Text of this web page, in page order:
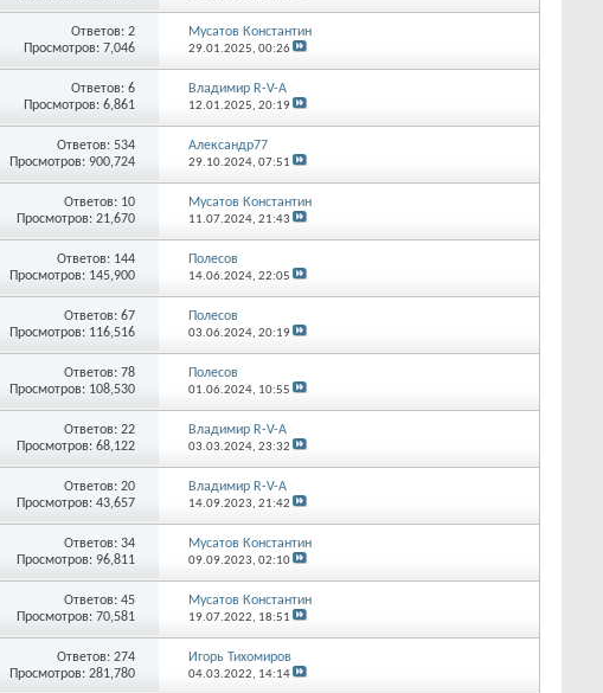
Ответов:2
Просмотров: 7,046
Мусатов Константин
29.01.2025, 00:26
Ответов:6
Просмотров: 6,861
Владимир R-V-A
12.01.2025, 20:19
Ответов:534
Просмотров: 900,724
Александр77
29.10.2024, 07:51
Ответов: 10
Просмотров: 21,670
Мусатов Константин
11.07.2024, 21:43
Ответов: 144
Просмотров: 145,900
Полесов
14.06.2024, 22:05
Ответов:67
Просмотров: 116,516
Полесов
03.06.2024, 20:19
Ответов:78
Просмотров: 108,530
Полесов
01.06.2024, 10:55
Ответов:22
Просмотров: 68,122
Владимир R-V-A
03.03.2024, 23:32
Ответов:20
Просмотров: 43,657
Владимир R-V-A
14.09.2023, 21:42
Ответов:34
Просмотров: 96,811
Мусатов Константин
09.09.2023, 02:10
Ответов:45
Просмотров: 70,581
Мусатов Константин
19.07.2022, 18:51
Ответов:274
Просмотров: 281,780
Игорь Тихомиров
04.03.2022, 14:14